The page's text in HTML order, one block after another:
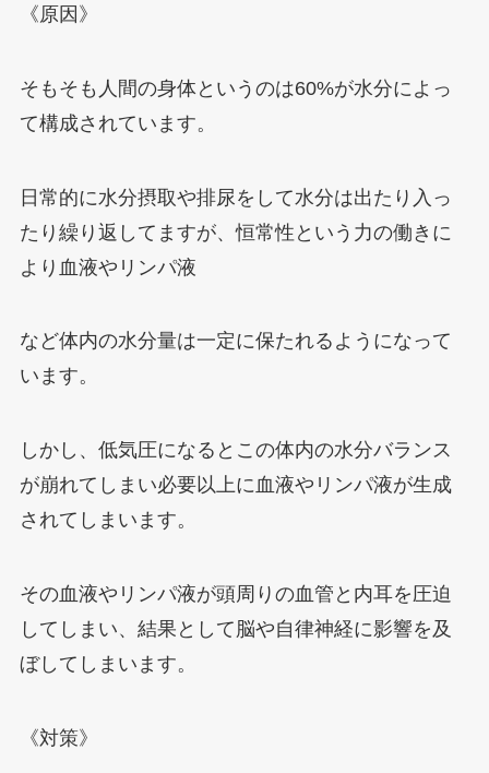
《原因》
そもそも人間の身体というのは60%が水分によっ
て構成されています。
日常的に水分摂取や排尿をして水分は出たり入っ
たり繰り返してますが、恒常性という力の働きに
より血液やリンパ液
など体内の水分量は一定に保たれるようになって
います。
しかし、低気圧になるとこの体内の水分バランス
が崩れてしまい必要以上に血液やリンパ液が生成
されてしまいます。
その血液やリンパ液が頭周りの血管と内耳を圧迫
してしまい、結果として脳や自律神経に影響を及
ぼしてしまいます。
《対策》